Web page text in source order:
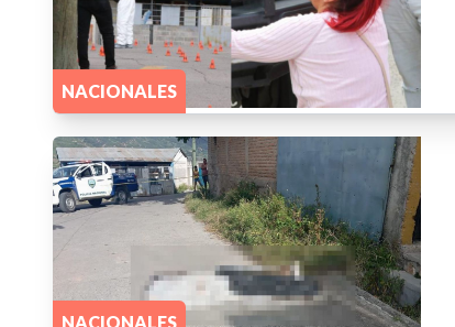
NACIONALES
NACIONALES